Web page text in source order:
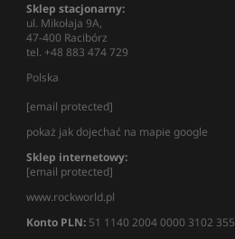
Sklep stacjonarny:
ul. Mikołaja 9A,
47-400 Racibórz
tel. +48 883 474 729
Polska
[email protected]
pokaż jak dojechać na mapie google
Sklep internetowy:
[email protected]
www.rockworld.pl
Konto PLN: 51 1140 2004 0000 3102